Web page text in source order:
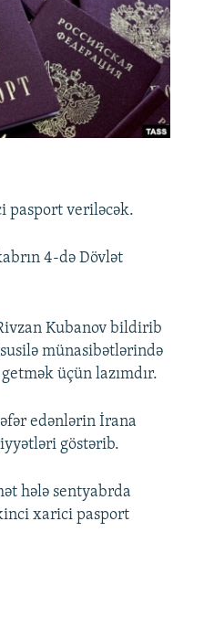
pasport veriləcək.
4-də Dövlət
Kubanov bildirib
münasibətlərində
üçün lazımdır.
edənlərin İrana
göstərib.
hələ sentyabrda
xarici pasport